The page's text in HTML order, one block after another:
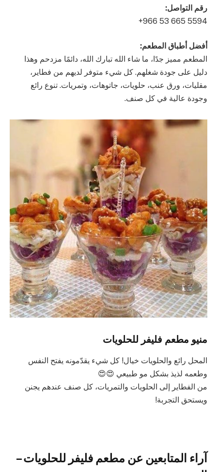
رقم التواصل:
أفضل أطباق المطعم:
المطعم مميز جدًا، ما شاء الله تبارك الله، دائمًا مزدحم وهذا
دليل على جودة شغلهم. كل شيء متوفر لديهم من فطاير،
مقليات، ورق عنب، حلويات، جاتوهات، وتمريات. تنوع رائع
وجودة عالية في كل صنف.
منيو مطعم فليفر للحلويات
المحل رائع والحلويات خيال! كل شيء يقدّمونه يفتح النفس
وطعمه لذيذ بشكل مو طبيعي 😍😍
من الفطاير إلى الحلويات والتمريات، كل صنف عندهم يجنن
ويستحق التجربة!
آراء المتابعين عن مطعم فليفر للحلويات –